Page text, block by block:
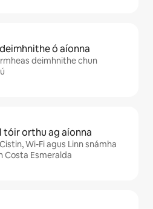
ó aíonna
deimhnithe chun
tóir orthu ag aíonna
Wi-Fi agus Linn snámha
Costa Esmeralda